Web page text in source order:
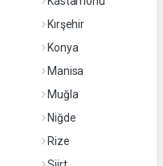
Kırşehir
Konya
Manisa
Muğla
Niğde
Rize